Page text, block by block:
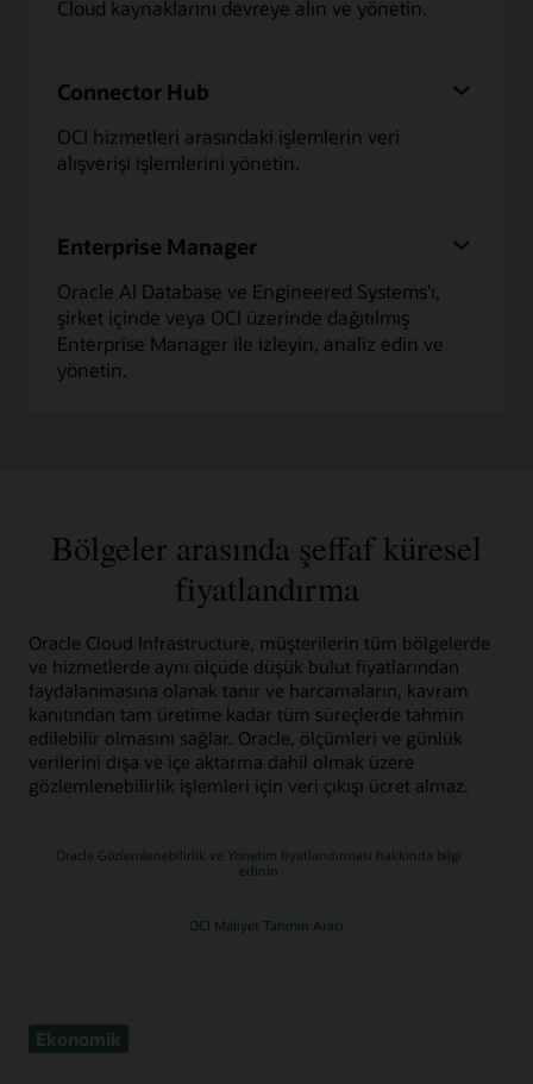
Cloud kaynaklarını devreye alın ve yönetin.
Connector Hub
OCI hizmetleri arasındaki işlemlerin veri
alışverişi işlemlerini yönetin.
Enterprise Manager
Oracle AI Database ve Engineered Systems'ı,
şirket içinde veya OCI üzerinde dağıtılmış
Enterprise Manager ile izleyin, analiz edin ve
yönetin.
Bölgeler arasında şeffaf küresel
fiyatlandırma
Oracle Cloud Infrastructure, müşterilerin tüm bölgelerde
ve hizmetlerde aynı ölçüde düşük bulut fiyatlarından
faydalanmasına olanak tanır ve harcamaların, kavram
kanıtından tam üretime kadar tüm süreçlerde tahmin
edilebilir olmasını sağlar. Oracle, ölçümleri ve günlük
verilerini dışa ve içe aktarma dahil olmak üzere
gözlemlenebilirlik işlemleri için veri çıkışı ücret almaz.
Oracle Gözlemlenebilirlik ve Yönetim fiyatlandırması hakkında bilgi
edinin
OCI Maliyet Tahmin Aracı
Ekonomik